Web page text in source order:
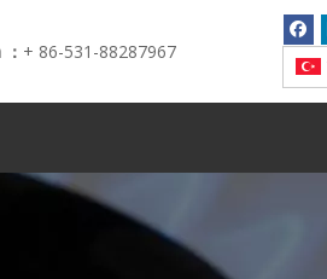
+ 86-531-88287967